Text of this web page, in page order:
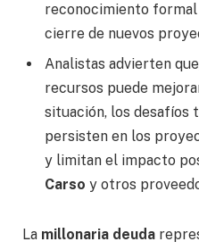
reconocimiento
cierre de nuevos
Analistas advierten
recursos puede
situación, los desafíos
persisten en los
y limitan el impacto
Carso y otros
La millonaria deuda